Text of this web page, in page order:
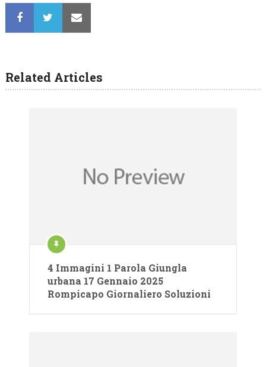
Related Articles
4 Immagini 1 Parola Giungla
urbana 17 Gennaio 2025
Rompicapo Giornaliero Soluzioni